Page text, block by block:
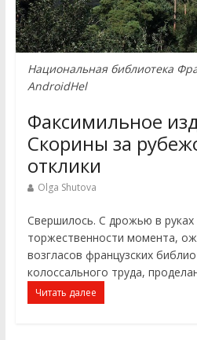
Национальная библиотека
AndroidHel
Факсимильное
Скорины за
отклики
Olga Shutova
Свершилось. С дрожью в руках
торжественности момента,
возгласов французских
колоссального труда,
Читать далее